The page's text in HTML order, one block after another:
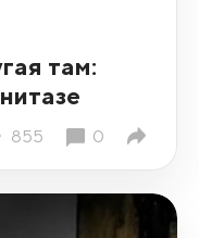
там:
855 0